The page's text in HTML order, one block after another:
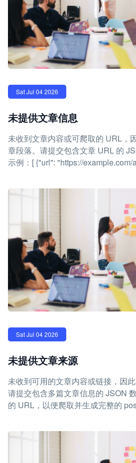
Sat Jul 04 2026
未提供文章信息
未收到文章内容或可爬取的 URL，
章段落。请提交包含文章 URL 的
示例：[ {"url": "https://example.com/
Sat Jul 04 2026
未提供文章来源
未收到可用的文章内容或链接，因此
请提交包含多篇文章信息的 JSON
的 URL，以便爬取并生成完整的